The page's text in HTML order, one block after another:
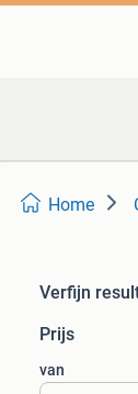
Home
Verfijn
Prijs
van